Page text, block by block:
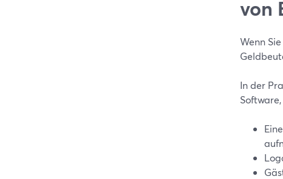
von
Wenn
In der